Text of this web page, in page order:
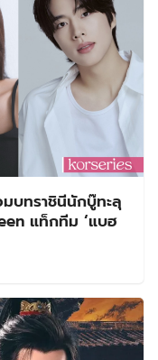
บทราชินีนักบู๊ทะลุ
แท็กทีม ‘แบฮ